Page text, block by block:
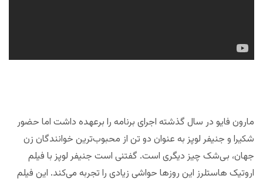
مارون فایو در سال گذشته اجرای برنامه را برعهده داشت اما حضور
شکیرا و جنیفر لوپز به عنوان دو تن از محبوب‌ترین خوانندگان زن
جهان، بی‌شک چیز دیگری است. گفتنی است جنیفر لوپز با فیلم
اروتیک هاستلرز این روزها حواشی زیادی را تجربه می‌کند. این فیلم